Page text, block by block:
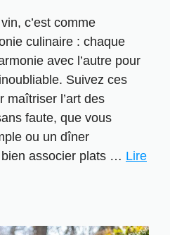
c’est comme
culinaire : chaque
avec l’autre pour
Suivez ces
maîtriser l’art des
faute, que vous
ou un dîner
associer plats … Lire